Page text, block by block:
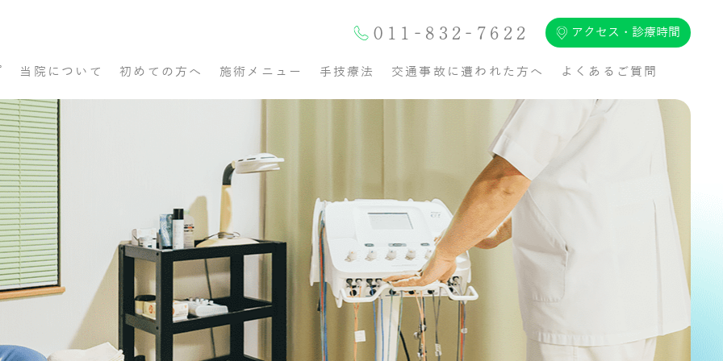
011-832-7622 アクセス・診療時間
当院について 初めての方へ 施術メニュー 手技療法 交通事故に遭われた方へ よくあるご質問